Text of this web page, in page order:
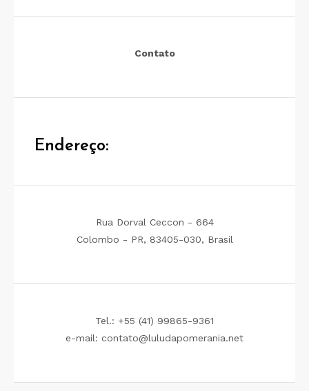
Contato
Endereço:
Rua Dorval Ceccon - 664
Colombo - PR, 83405-030, Brasil
Tel.: +55 (41) 99865-9361
e-mail: contato@luludapomerania.net